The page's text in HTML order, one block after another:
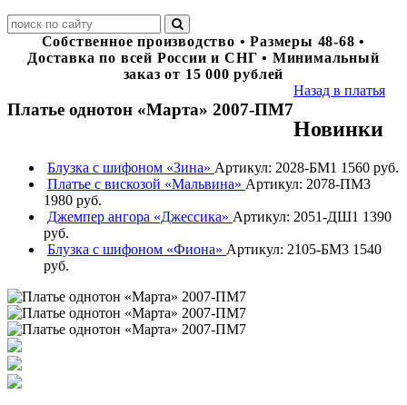
Собственное производство • Размеры 48-68 •
Доставка по всей России и СНГ • Минимальный
заказ от 15 000 рублей
Платье однотон «Марта» 2007-ПМ7
Назад в платья
Новинки
Блузка с шифоном «Зина» Артикул: 2028-БМ1 1560 руб.
Платье с вискозой «Мальвина» Артикул: 2078-ПМ3
1980 руб.
Джемпер ангора «Джессика» Артикул: 2051-ДШ1 1390
руб.
Блузка с шифоном «Фиона» Артикул: 2105-БМ3 1540
руб.